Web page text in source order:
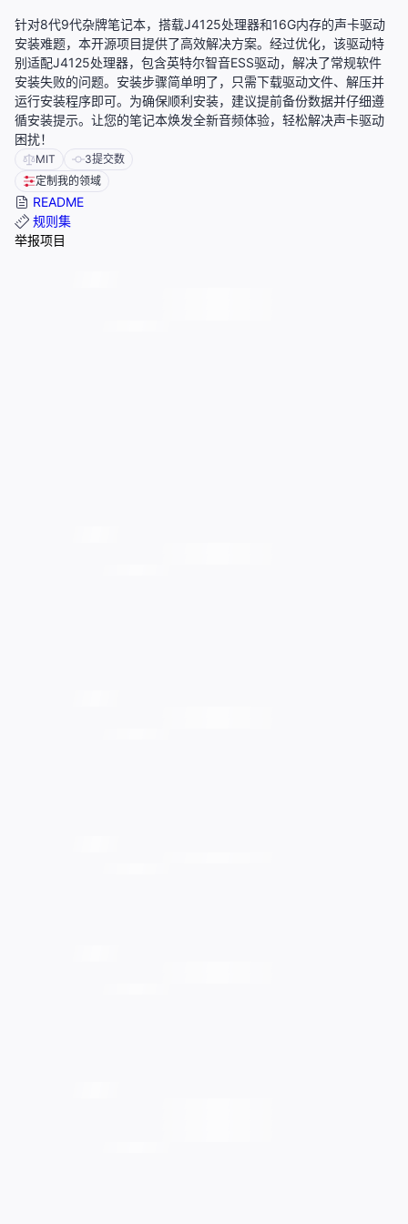
针对8代9代杂牌笔记本，搭载J4125处理器和16G内存的声卡驱动
安装难题，本开源项目提供了高效解决方案。经过优化，该驱动特
别适配J4125处理器，包含英特尔智音ESS驱动，解决了常规软件
安装失败的问题。安装步骤简单明了，只需下载驱动文件、解压并
运行安装程序即可。为确保顺利安装，建议提前备份数据并仔细遵
循安装提示。让您的笔记本焕发全新音频体验，轻松解决声卡驱动
困扰！
MIT 3提交数
定制我的领域
README
规则集
举报项目